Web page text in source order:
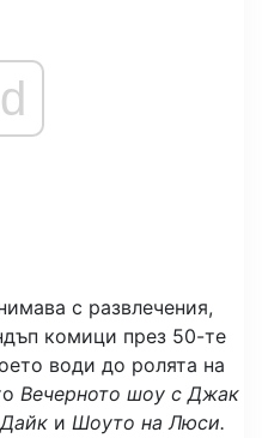
с развлечения,
комици през 50-те
води до ролята на
Вечерното шоу с Джак
и Шоуто на Люси.